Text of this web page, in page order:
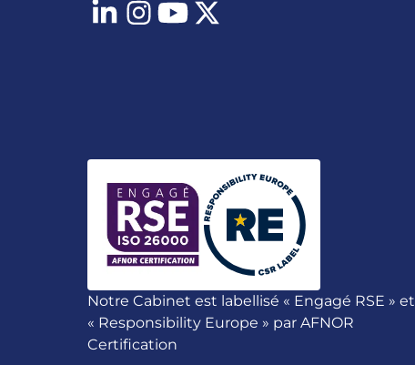
Notre Cabinet est labellisé « Engagé RSE » et
« Responsibility Europe » par AFNOR
Certification